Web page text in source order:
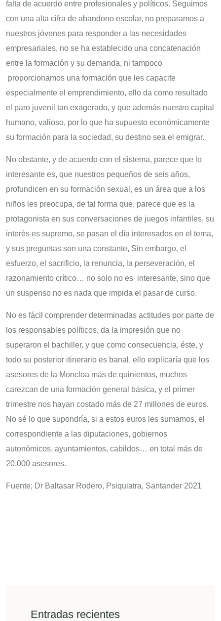
falta de acuerdo entre profesionales y políticos. Seguimos
con una alta cifra de abandono escolar, no preparamos a
nuestros jóvenes para responder a las necesidades
empresariales, no se ha establecido una concatenación
entre la formación y su demanda, ni tampoco
proporcionamos una formación que les capacite
especialmente el emprendimiento, ello da como resultado
el paro juvenil tan exagerado, y que además nuestro capital
humano, valioso, por lo que ha supuesto económicamente
su formación para la sociedad, su destino sea el emigrar.
No obstante, y de acuerdo con el sistema, parece que lo
interesante es, que nuestros pequeños de seis años,
profundicen en su formación sexual, es un área que a los
niños les preocupa, de tal forma que, parece que es la
protagonista en sus conversaciones de juegos infantiles, su
interés es supremo, se pasan el día interesados en el tema,
y sus preguntas son una constante, Sin embargo, el
esfuerzo, el sacrificio, la renuncia, la perseveración, el
razonamiento crítico… no solo no es interesante, sino que
un suspenso no es nada que impida el pasar de curso.
No es fácil comprender determinadas actitudes por parte de
los responsables políticos, da la impresión que no
superaron el bachiller, y que como consecuencia, éste, y
todo su posterior itinerario es banal, ello explicaría que los
asesores de la Moncloa más de quinientos, muchos
carezcan de una formación general básica, y el primer
trimestre nos hayan costado más de 27 millones de euros.
No sé lo que supondría, si a estos euros les sumamos, el
correspondiente a las diputaciones, gobiernos
autonómicos, ayuntamientos, cabildos… en total más de
20.000 asesores.
Fuente; Dr Baltasar Rodero, Psiquiatra, Santander 2021
Entradas recientes